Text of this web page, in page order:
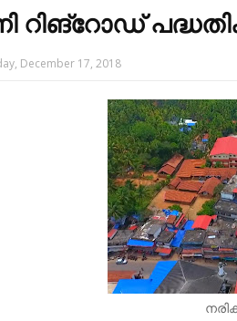
റിങ്റോഡ്
December 17, 2018